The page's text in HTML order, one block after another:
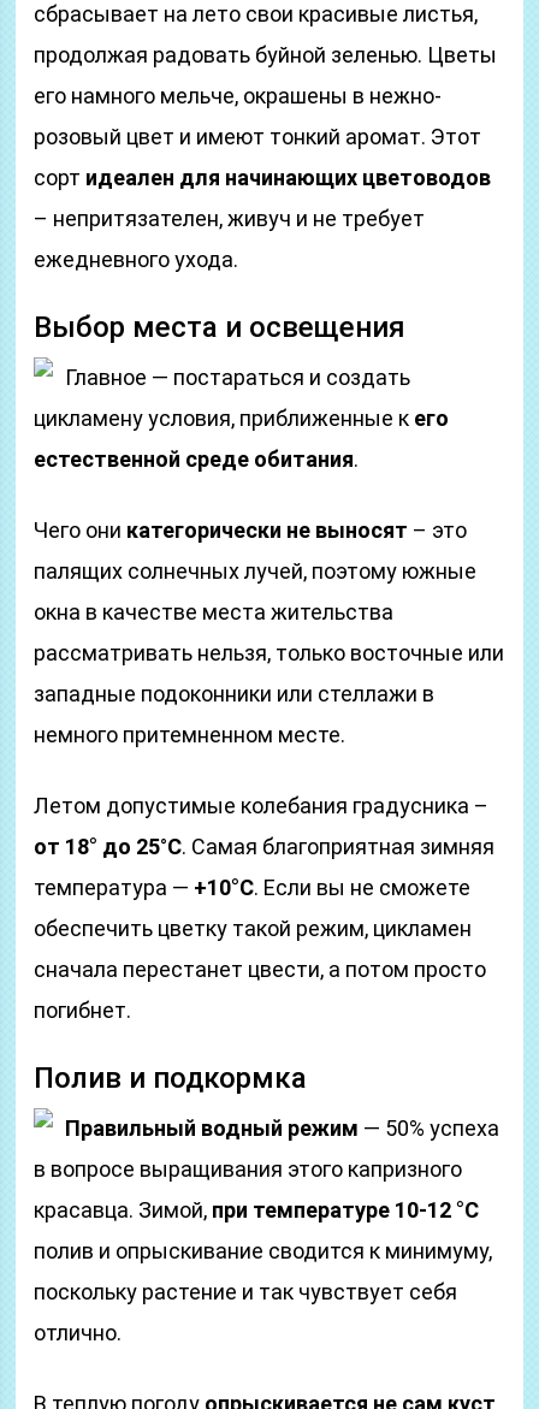
сбрасывает на лето свои красивые листья,
продолжая радовать буйной зеленью. Цветы
его намного мельче, окрашены в нежно-
розовый цвет и имеют тонкий аромат. Этот
сорт идеален для начинающих цветоводов
– непритязателен, живуч и не требует
ежедневного ухода.
Выбор места и освещения
Главное — постараться и создать
цикламену условия, приближенные к его
естественной среде обитания.
Чего они категорически не выносят – это
палящих солнечных лучей, поэтому южные
окна в качестве места жительства
рассматривать нельзя, только восточные или
западные подоконники или стеллажи в
немного притемненном месте.
Летом допустимые колебания градусника –
от 18° до 25°С. Самая благоприятная зимняя
температура — +10°С. Если вы не сможете
обеспечить цветку такой режим, цикламен
сначала перестанет цвести, а потом просто
погибнет.
Полив и подкормка
Правильный водный режим — 50% успеха
в вопросе выращивания этого капризного
красавца. Зимой, при температуре 10-12 °С
полив и опрыскивание сводится к минимуму,
поскольку растение и так чувствует себя
отлично.
В теплую погоду опрыскивается не сам куст